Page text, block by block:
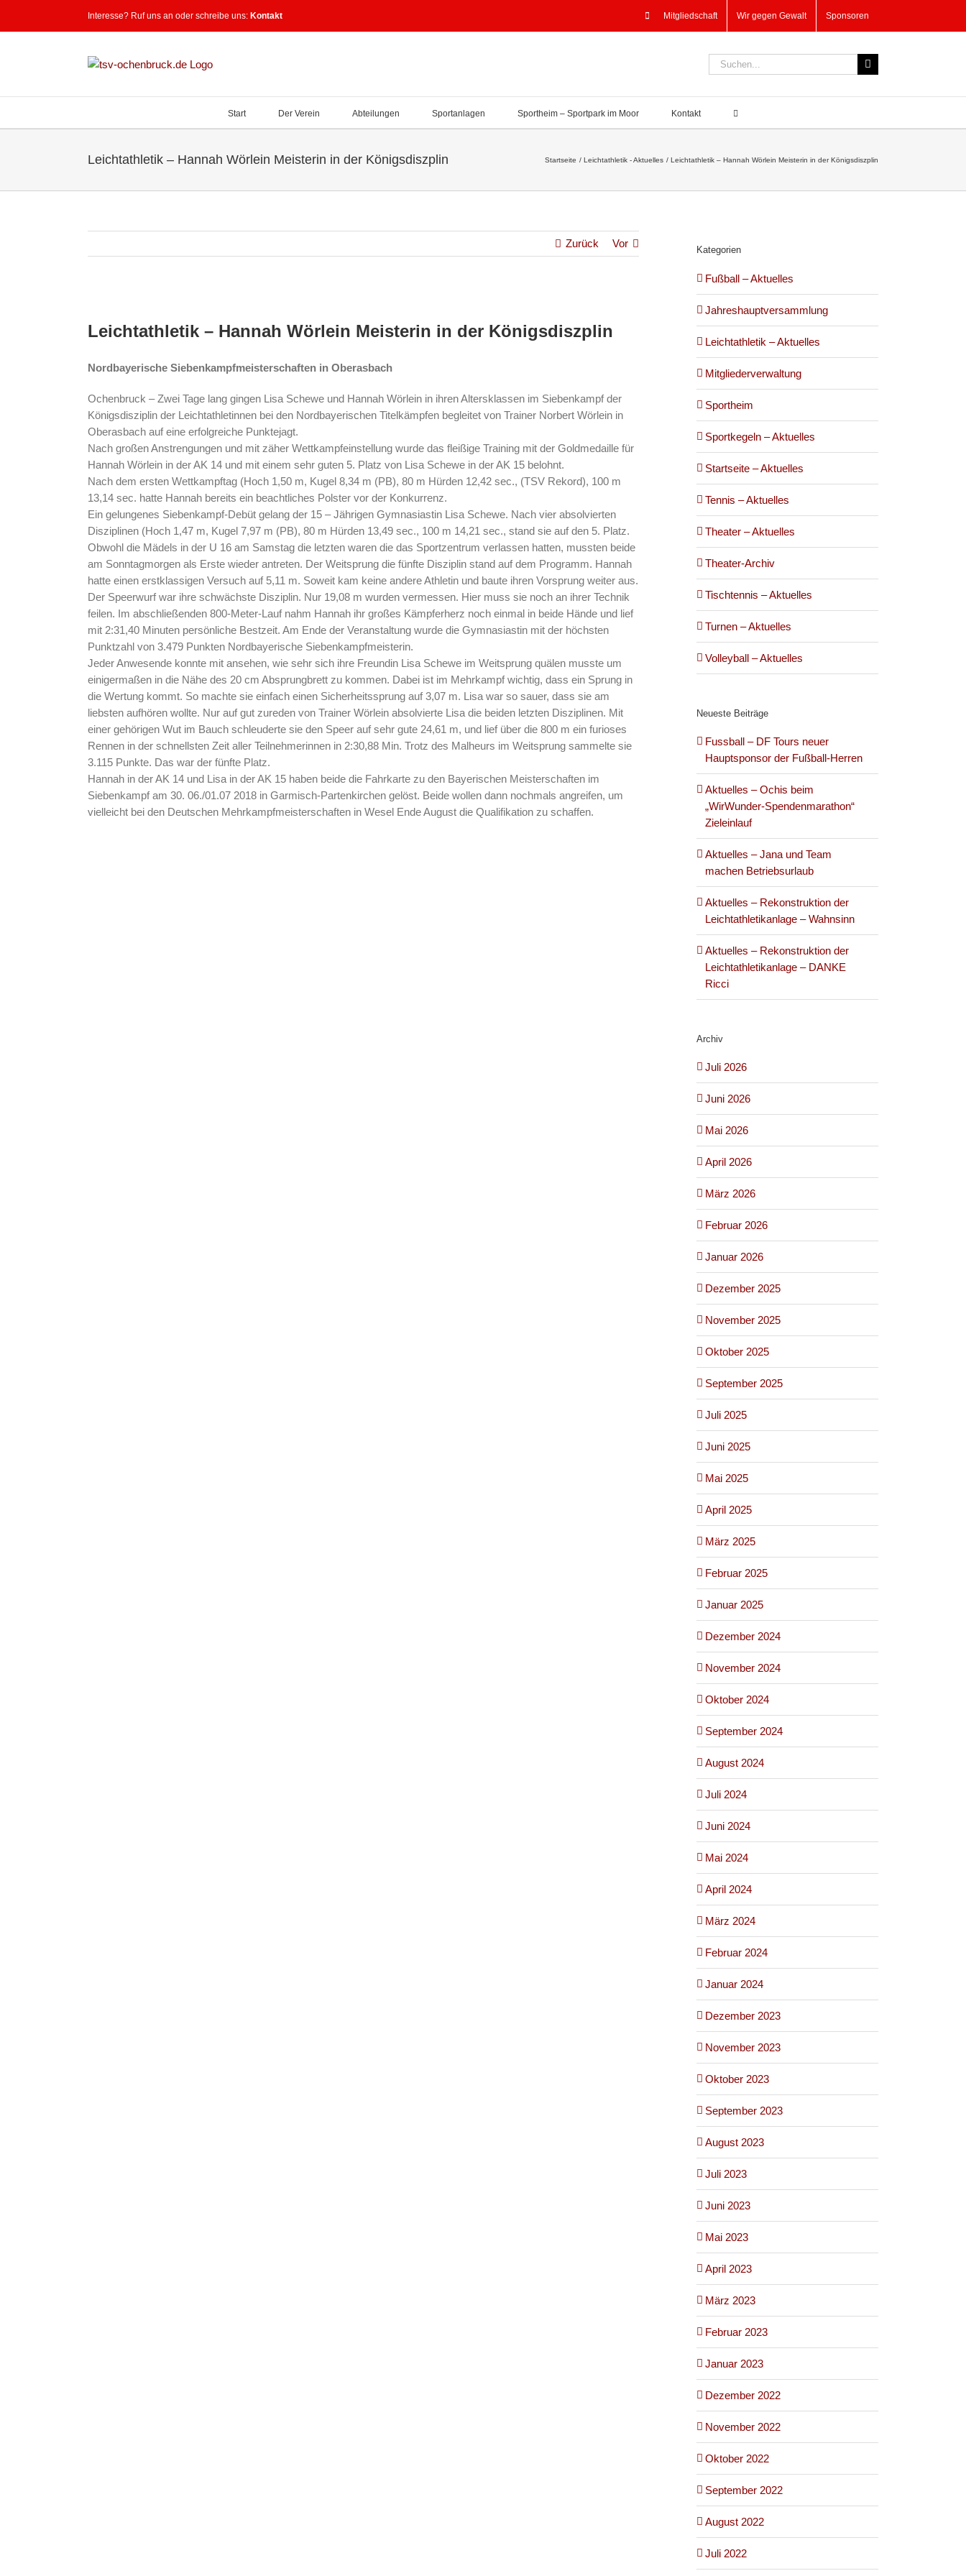
Interesse? Ruf uns an oder schreibe uns: Kontakt Mitgliedschaft Wir gegen Gewalt Sponsoren
Suche
nach:
Start Der Verein Abteilungen Sportanlagen Sportheim – Sportpark im Moor Kontakt
Leichtathletik – Hannah Wörlein Meisterin in der Königsdiszplin Startseite Leichtathletik - Aktuelles Leichtathletik – Hannah Wörlein Meisterin in der Königsdiszplin
Zurück Vor
grösseres
Bild
Leichtathletik – Hannah Wörlein Meisterin in der Königsdiszplin
Nordbayerische Siebenkampfmeisterschaften in Oberasbach
Ochenbruck – Zwei Tage lang gingen Lisa Schewe und Hannah Wörlein in ihren Altersklassen im Siebenkampf der
Königsdisziplin der Leichtathletinnen bei den Nordbayerischen Titelkämpfen begleitet von Trainer Norbert Wörlein in
Oberasbach auf eine erfolgreiche Punktejagt.
Nach großen Anstrengungen und mit zäher Wettkampfeinstellung wurde das fleißige Training mit der Goldmedaille für
Hannah Wörlein in der AK 14 und mit einem sehr guten 5. Platz von Lisa Schewe in der AK 15 belohnt.
Nach dem ersten Wettkampftag (Hoch 1,50 m, Kugel 8,34 m (PB), 80 m Hürden 12,42 sec., (TSV Rekord), 100 m
13,14 sec. hatte Hannah bereits ein beachtliches Polster vor der Konkurrenz.
Ein gelungenes Siebenkampf-Debüt gelang der 15 – Jährigen Gymnasiastin Lisa Schewe. Nach vier absolvierten
Disziplinen (Hoch 1,47 m, Kugel 7,97 m (PB), 80 m Hürden 13,49 sec., 100 m 14,21 sec., stand sie auf den 5. Platz.
Obwohl die Mädels in der U 16 am Samstag die letzten waren die das Sportzentrum verlassen hatten, mussten beide
am Sonntagmorgen als Erste wieder antreten. Der Weitsprung die fünfte Disziplin stand auf dem Programm. Hannah
hatte einen erstklassigen Versuch auf 5,11 m. Soweit kam keine andere Athletin und baute ihren Vorsprung weiter aus.
Der Speerwurf war ihre schwächste Disziplin. Nur 19,08 m wurden vermessen. Hier muss sie noch an ihrer Technik
feilen. Im abschließenden 800-Meter-Lauf nahm Hannah ihr großes Kämpferherz noch einmal in beide Hände und lief
mit 2:31,40 Minuten persönliche Bestzeit. Am Ende der Veranstaltung wurde die Gymnasiastin mit der höchsten
Punktzahl von 3.479 Punkten Nordbayerische Siebenkampfmeisterin.
Jeder Anwesende konnte mit ansehen, wie sehr sich ihre Freundin Lisa Schewe im Weitsprung quälen musste um
einigermaßen in die Nähe des 20 cm Absprungbrett zu kommen. Dabei ist im Mehrkampf wichtig, dass ein Sprung in
die Wertung kommt. So machte sie einfach einen Sicherheitssprung auf 3,07 m. Lisa war so sauer, dass sie am
liebsten aufhören wollte. Nur auf gut zureden von Trainer Wörlein absolvierte Lisa die beiden letzten Disziplinen. Mit
einer gehörigen Wut im Bauch schleuderte sie den Speer auf sehr gute 24,61 m, und lief über die 800 m ein furioses
Rennen in der schnellsten Zeit aller Teilnehmerinnen in 2:30,88 Min. Trotz des Malheurs im Weitsprung sammelte sie
3.115 Punkte. Das war der fünfte Platz.
Hannah in der AK 14 und Lisa in der AK 15 haben beide die Fahrkarte zu den Bayerischen Meisterschaften im
Siebenkampf am 30. 06./01.07 2018 in Garmisch-Partenkirchen gelöst. Beide wollen dann nochmals angreifen, um
vielleicht bei den Deutschen Mehrkampfmeisterschaften in Wesel Ende August die Qualifikation zu schaffen.
Kategorien
Fußball – Aktuelles
Jahreshauptversammlung
Leichtathletik – Aktuelles
Mitgliederverwaltung
Sportheim
Sportkegeln – Aktuelles
Startseite – Aktuelles
Tennis – Aktuelles
Theater – Aktuelles
Theater-Archiv
Tischtennis – Aktuelles
Turnen – Aktuelles
Volleyball – Aktuelles
Neueste Beiträge
Fussball – DF Tours neuer
Hauptsponsor der Fußball-Herren
Aktuelles – Ochis beim
„WirWunder-Spendenmarathon“
Zieleinlauf
Aktuelles – Jana und Team
machen Betriebsurlaub
Aktuelles – Rekonstruktion der
Leichtathletikanlage – Wahnsinn
Aktuelles – Rekonstruktion der
Leichtathletikanlage – DANKE
Ricci
Archiv
Juli 2026
Juni 2026
Mai 2026
April 2026
März 2026
Februar 2026
Januar 2026
Dezember 2025
November 2025
Oktober 2025
September 2025
Juli 2025
Juni 2025
Mai 2025
April 2025
März 2025
Februar 2025
Januar 2025
Dezember 2024
November 2024
Oktober 2024
September 2024
August 2024
Juli 2024
Juni 2024
Mai 2024
April 2024
März 2024
Februar 2024
Januar 2024
Dezember 2023
November 2023
Oktober 2023
September 2023
August 2023
Juli 2023
Juni 2023
Mai 2023
April 2023
März 2023
Februar 2023
Januar 2023
Dezember 2022
November 2022
Oktober 2022
September 2022
August 2022
Juli 2022